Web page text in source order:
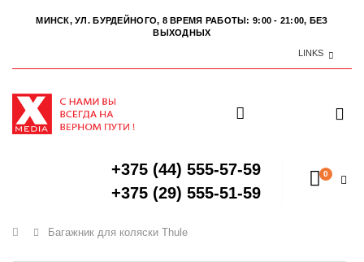
МИНСК, УЛ. БУРДЕЙНОГО, 8 ВРЕМЯ РАБОТЫ: 9:00 - 21:00, БЕЗ
ВЫХОДНЫХ
LINKS
+375 (44) 555-57-59
+375 (29) 555-51-59
0
Главная
Багажник для коляски Thule